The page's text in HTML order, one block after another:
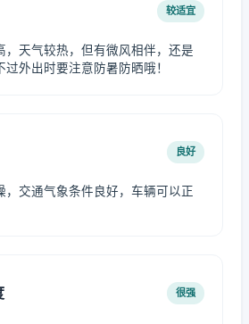
较适宜
，天气较热，但有微风相伴，还是
外出时要注意防暑防晒哦！
良好
，交通气象条件良好，车辆可以正
很强